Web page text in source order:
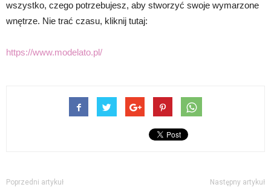
wszystko, czego potrzebujesz, aby stworzyć swoje wymarzone
wnętrze. Nie trać czasu, kliknij tutaj:
https://www.modelato.pl/
Poprzedni artykuł Następny artykuł